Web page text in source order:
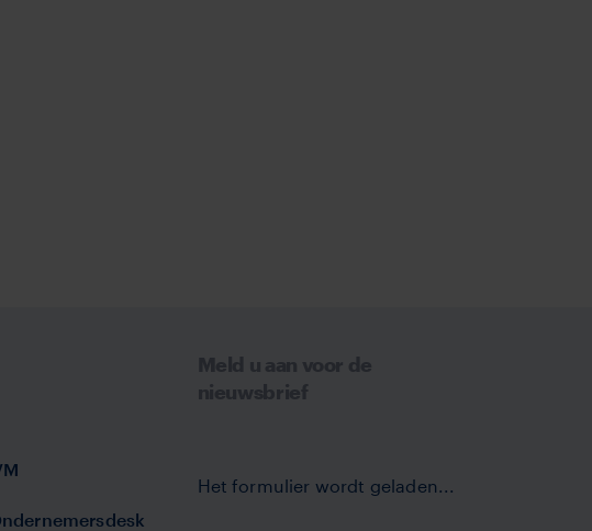
Meld u aan voor de
nieuwsbrief
Het formulier wordt geladen...